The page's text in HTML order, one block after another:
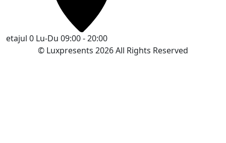
etajul 0 Lu-Du 09:00 - 20:00
© Luxpresents 2026 All Rights Reserved